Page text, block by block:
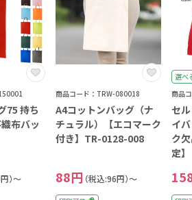
カチ 手ぬぐい
その他
レジャーグッズ 携帯トイ
アイマスク カイロ
飲料
かる 探してたポーチ!!
シーン合わせて選
タンブ
75 持ち
布バッ
）～
商品コード：TRW-080018
A4コットンバッグ（ナ
チュラル）【エコマーク
付き】TR-0128-008
88円 （税込:96円）～
選べ
商品
セ
イ
ク
定】